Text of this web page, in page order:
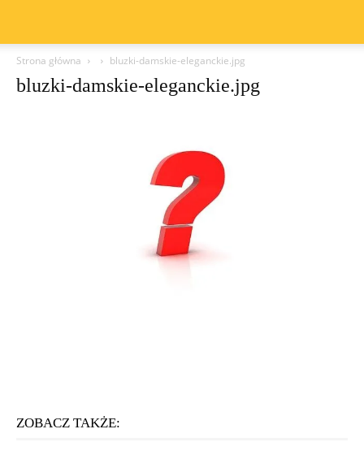
Strona główna bluzki-damskie-eleganckie.jpg
bluzki-damskie-eleganckie.jpg
ZOBACZ TAKŻE: